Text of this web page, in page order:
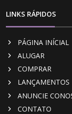
LINKS RÁPIDOS
PÁGINA INÍCIAL
ALUGAR
COMPRAR
LANÇAMENTOS
ANUNCIE
CONTATO